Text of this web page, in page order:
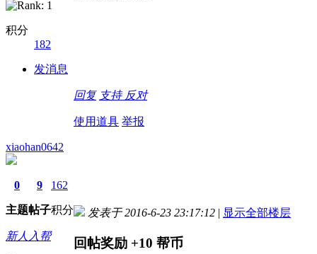
积分
182
发消息
回复 支持 反对
使用道具 举报
xiaohan0642
0
主题
9
帖子
162
积分
新人入帮
发表于 2016-6-23 23:17:12 | 显示全部楼层
回帖奖励 +10 帮币